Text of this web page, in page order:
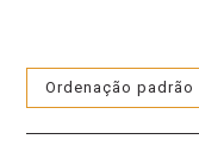
Ordenação padrão